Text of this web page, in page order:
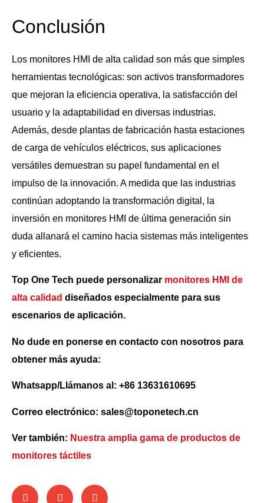
Conclusión
Los monitores HMI de alta calidad son más que simples
herramientas tecnológicas: son activos transformadores
que mejoran la eficiencia operativa, la satisfacción del
usuario y la adaptabilidad en diversas industrias.
Además, desde plantas de fabricación hasta estaciones
de carga de vehículos eléctricos, sus aplicaciones
versátiles demuestran su papel fundamental en el
impulso de la innovación. A medida que las industrias
continúan adoptando la transformación digital, la
inversión en monitores HMI de última generación sin
duda allanará el camino hacia sistemas más inteligentes
y eficientes.
Top One Tech puede personalizar monitores HMI de
alta calidad diseñados especialmente para sus
escenarios de aplicación.
No dude en ponerse en contacto con nosotros para
obtener más ayuda:
Whatsapp/Llámanos al: +86 13631610695
Correo electrónico: sales@toponetech.cn
Ver también: Nuestra amplia gama de productos de
monitores táctiles